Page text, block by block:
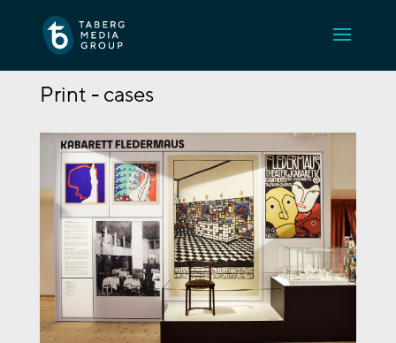
Print - cases